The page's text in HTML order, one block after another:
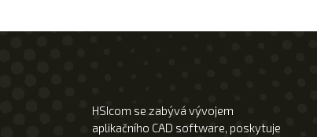
HSIcom se zabývá vývojem
aplikačního CAD software, poskytuje